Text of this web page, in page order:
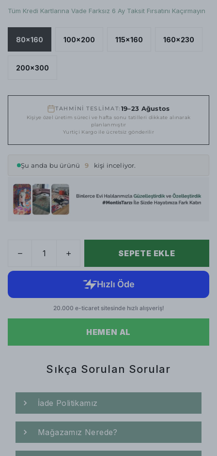
Tüm Kredi Kartlarına Vade Farksız 6 Ay Taksit Fırsatını Kaçırmayın
80x160 100x200 115x160 160x230
200x300
TAHMİNİ TESLİMAT: 19–23 Ağustos
Kişiye özel üretim süreci ve hafta sonu tatilleri dikkate alınarak
planlanmıştır
Yurtiçi Kargo ile ücretsiz gönderilir
Şu anda bu ürünü 9 kişi inceliyor.
SEPETE EKLE
HEMEN AL
Sıkça Sorulan Sorular
İade Politikamız
Mağazamız Nerede?